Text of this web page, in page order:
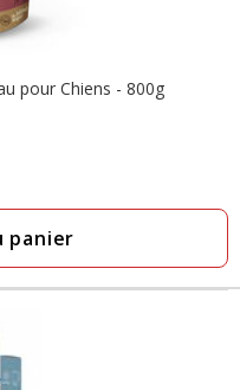
pour Chiens - 800g
panier